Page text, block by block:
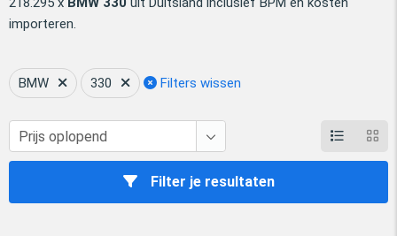
importeren.
BMW 330 Filters wissen
Filter je resultaten